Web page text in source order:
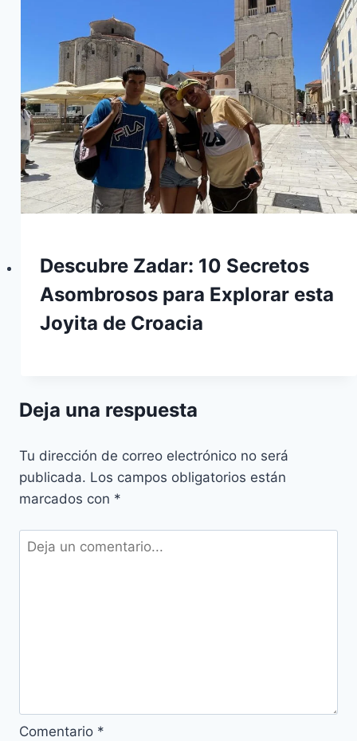
Descubre Zadar: 10 Secretos
Asombrosos para Explorar esta
Joyita de Croacia
Deja una respuesta
Tu dirección de correo electrónico no será
publicada. Los campos obligatorios están
marcados con *
Comentario *